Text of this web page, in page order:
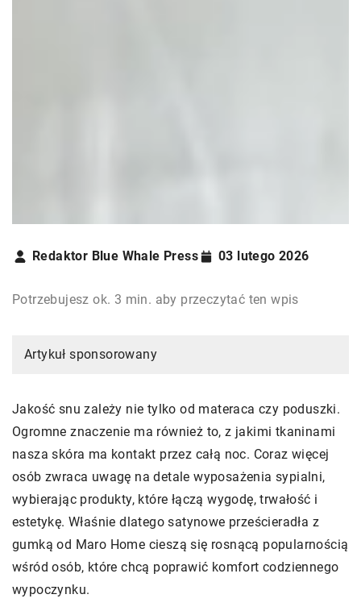
Redaktor Blue Whale Press 03 lutego 2026
Potrzebujesz ok. 3 min. aby przeczytać ten wpis
Artykuł sponsorowany
Jakość snu zależy nie tylko od materaca czy poduszki.
Ogromne znaczenie ma również to, z jakimi tkaninami
nasza skóra ma kontakt przez całą noc. Coraz więcej
osób zwraca uwagę na detale wyposażenia sypialni,
wybierając produkty, które łączą wygodę, trwałość i
estetykę. Właśnie dlatego satynowe prześcieradła z
gumką od Maro Home cieszą się rosnącą popularnością
wśród osób, które chcą poprawić komfort codziennego
wypoczynku.